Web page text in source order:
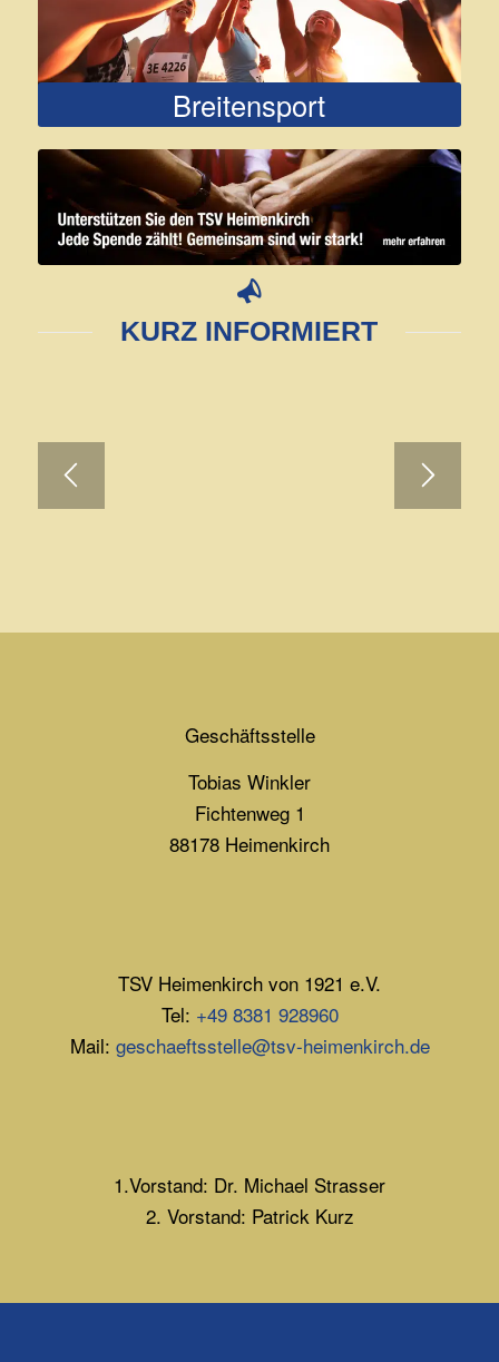
Breitensport
KURZ INFORMIERT
Geschäftsstelle
Tobias Winkler
Fichtenweg 1
88178 Heimenkirch
TSV Heimenkirch von 1921 e.V.
Tel: +49 8381 928960
Mail: geschaeftsstelle@tsv-heimenkirch.de
1.Vorstand: Dr. Michael Strasser
2. Vorstand: Patrick Kurz